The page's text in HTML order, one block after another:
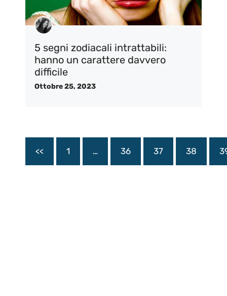
5 segni zodiacali intrattabili:
hanno un carattere davvero
difficile
Ottobre 25, 2023
<< 1 … 36 37 38